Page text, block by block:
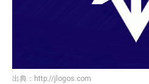
出典： http://jlogos.com